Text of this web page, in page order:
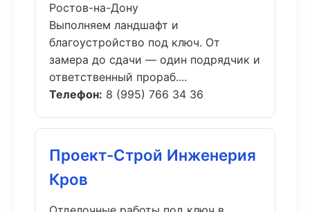
Ростов-на-Дону
Выполняем ландшафт и
благоустройство под ключ. От
замера до сдачи — один подрядчик и
ответственный прораб....
Телефон: 8 (995) 766 34 36
Проект-Строй Инженерия
Кров